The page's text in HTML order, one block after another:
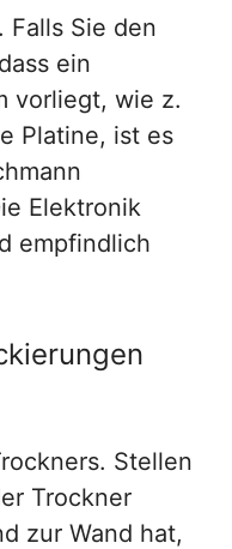
Falls Sie den
ein
vorliegt, wie z.
Platine, ist es
Elektronik
empfindlich
Stellen
Trockner
zur Wand hat,